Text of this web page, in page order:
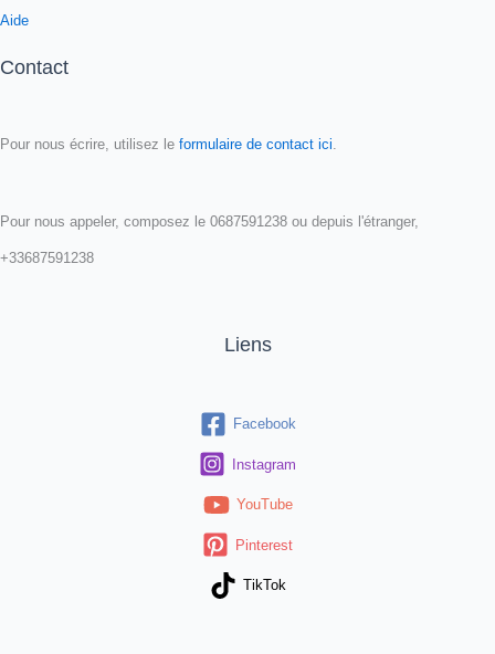
Aide
Contact
Pour nous écrire, utilisez le formulaire de contact ici.
Pour nous appeler, composez le 0687591238 ou depuis l'étranger,
+33687591238
Liens
Facebook
Instagram
YouTube
Pinterest
TikTok